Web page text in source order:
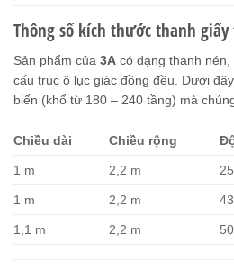
Thông số kích thước thanh giấy
Sản phẩm của 3A có dạng thanh
cấu trúc ô lục giác đồng đều. Dưới
biến (khổ từ 180 – 240 tầng) mà
Chiều dài Chiều rộng
1 m 2,2 m
1 m 2,2 m
1,1 m 2,2 m 50